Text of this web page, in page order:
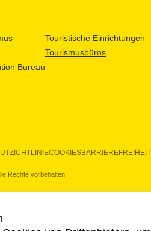
Bureau
Touristische Einrichtungen
Tourismusbüros
COOKIESBARRIEREFREIHEIT
Rechte vorbehalten